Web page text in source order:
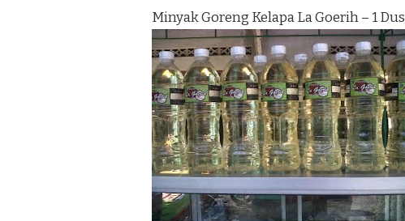
Minyak Goreng Kelapa La Goerih – 1 Dus